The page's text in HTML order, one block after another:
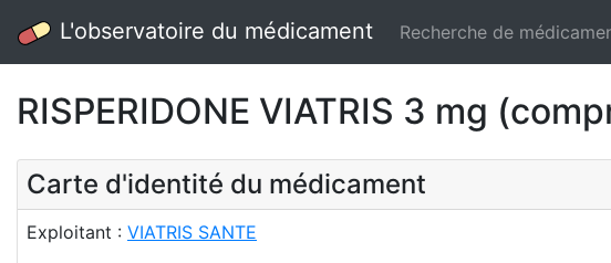
L'observatoire du médicament Recherche de
RISPERIDONE VIATRIS 3 mg
Carte d'identité du médicament
Exploitant : VIATRIS SANTE